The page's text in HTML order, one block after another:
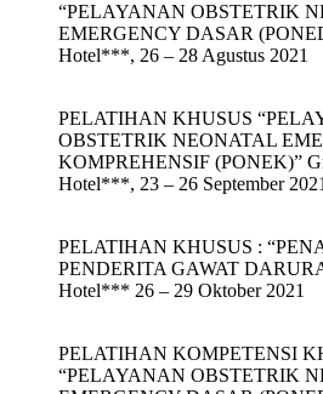
“PELAYANAN OBSTETRIK
EMERGENCY DASAR
Hotel***, 26 – 28 Agustus 2021
PELATIHAN KHUSUS
OBSTETRIK NEONATAL
KOMPREHENSIF (PONEK)”
Hotel***, 23 – 26 September 2021
PELATIHAN KHUSUS :
PENDERITA GAWAT
Hotel*** 26 – 29 Oktober 2021
PELATIHAN KOMPETENSI
“PELAYANAN OBSTETRIK